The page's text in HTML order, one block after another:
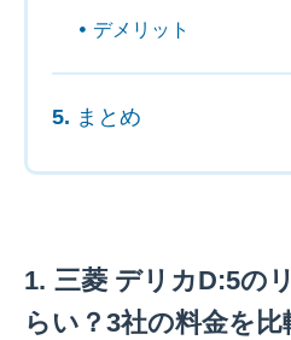
デメリット
まとめ
三菱 デリカD:5の
らい？3社の料金を比